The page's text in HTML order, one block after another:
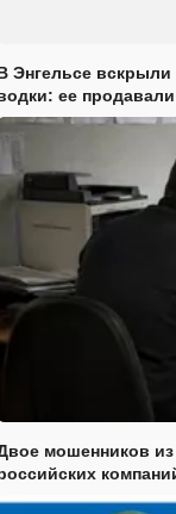
Энгельсе вскрыли
ее
мошенников